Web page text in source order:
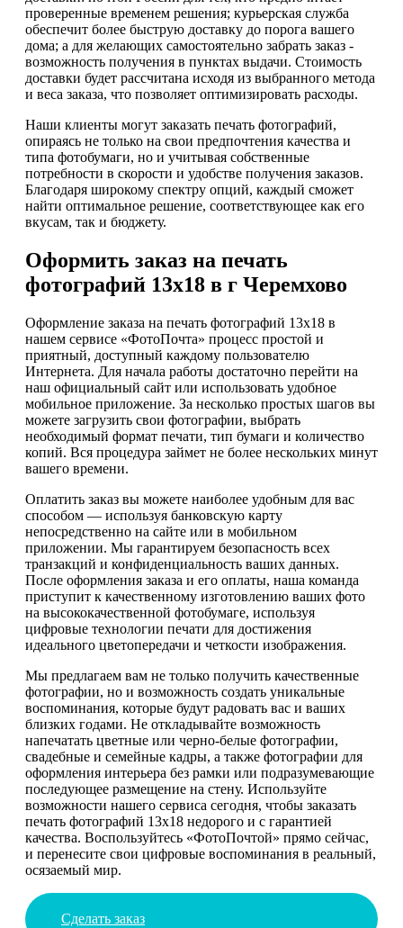
проверенные временем решения; курьерская служба
обеспечит более быструю доставку до порога вашего
дома; а для желающих самостоятельно забрать заказ -
возможность получения в пунктах выдачи. Стоимость
доставки будет рассчитана исходя из выбранного метода
и веса заказа, что позволяет оптимизировать расходы.
Наши клиенты могут заказать печать фотографий,
опираясь не только на свои предпочтения качества и
типа фотобумаги, но и учитывая собственные
потребности в скорости и удобстве получения заказов.
Благодаря широкому спектру опций, каждый сможет
найти оптимальное решение, соответствующее как его
вкусам, так и бюджету.
Оформить заказ на печать
фотографий 13х18 в г Черемхово
Оформление заказа на печать фотографий 13х18 в
нашем сервисе «ФотоПочта» процесс простой и
приятный, доступный каждому пользователю
Интернета. Для начала работы достаточно перейти на
наш официальный сайт или использовать удобное
мобильное приложение. За несколько простых шагов вы
можете загрузить свои фотографии, выбрать
необходимый формат печати, тип бумаги и количество
копий. Вся процедура займет не более нескольких минут
вашего времени.
Оплатить заказ вы можете наиболее удобным для вас
способом — используя банковскую карту
непосредственно на сайте или в мобильном
приложении. Мы гарантируем безопасность всех
транзакций и конфиденциальность ваших данных.
После оформления заказа и его оплаты, наша команда
приступит к качественному изготовлению ваших фото
на высококачественной фотобумаге, используя
цифровые технологии печати для достижения
идеального цветопередачи и четкости изображения.
Мы предлагаем вам не только получить качественные
фотографии, но и возможность создать уникальные
воспоминания, которые будут радовать вас и ваших
близких годами. Не откладывайте возможность
напечатать цветные или черно-белые фотографии,
свадебные и семейные кадры, а также фотографии для
оформления интерьера без рамки или подразумевающие
последующее размещение на стену. Используйте
возможности нашего сервиса сегодня, чтобы заказать
печать фотографий 13х18 недорого и с гарантией
качества. Воспользуйтесь «ФотоПочтой» прямо сейчас,
и перенесите свои цифровые воспоминания в реальный,
осязаемый мир.
Сделать заказ